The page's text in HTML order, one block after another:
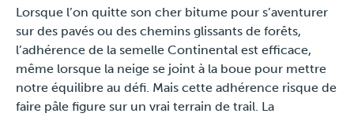
Lorsque l’on quitte son cher bitume pour s’aventurer
sur des pavés ou des chemins glissants de forêts,
l’adhérence de la semelle Continental est efficace,
même lorsque la neige se joint à la boue pour mettre
notre équilibre au défi. Mais cette adhérence risque de
faire pâle figure sur un vrai terrain de trail. La